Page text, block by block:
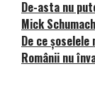
De-asta nu
Mick
De ce
Românii nu